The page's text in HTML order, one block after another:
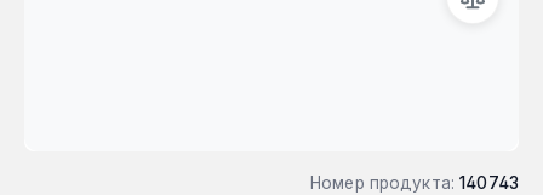
Номер продукта: 140743